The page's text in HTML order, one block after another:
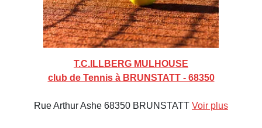
T.C.ILLBERG MULHOUSE
club de Tennis à BRUNSTATT - 68350
Rue Arthur Ashe 68350 BRUNSTATT Voir plus